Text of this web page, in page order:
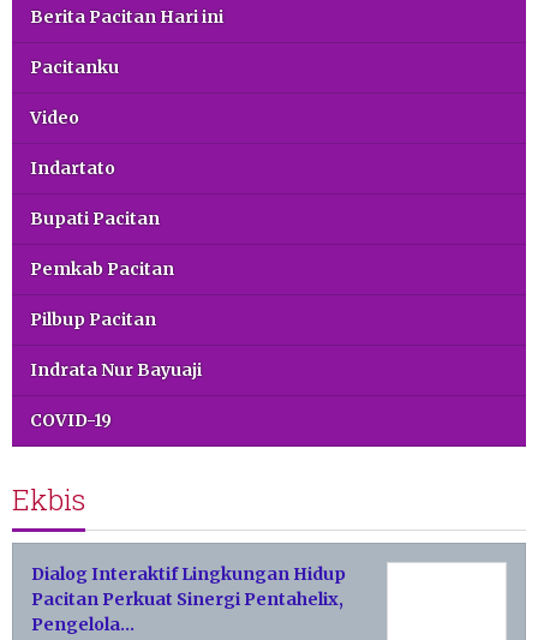
Berita Pacitan Hari ini
Pacitanku
Video
Indartato
Bupati Pacitan
Pemkab Pacitan
Pilbup Pacitan
Indrata Nur Bayuaji
COVID-19
Ekbis
Dialog Interaktif Lingkungan Hidup
Pacitan Perkuat Sinergi Pentahelix,
Pengelola…